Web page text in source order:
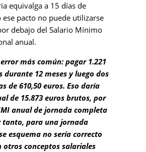
equivalga a 15 días de
pacto no puede utilizarse
debajo del Salario Mínimo
anual.
más común: pagar 1.221
durante 12 meses y luego dos
de 610,50 euros. Eso daría
de 15.873 euros brutos, por
anual de jornada completa
tanto, para una jornada
esquema no sería correcto
otros conceptos salariales